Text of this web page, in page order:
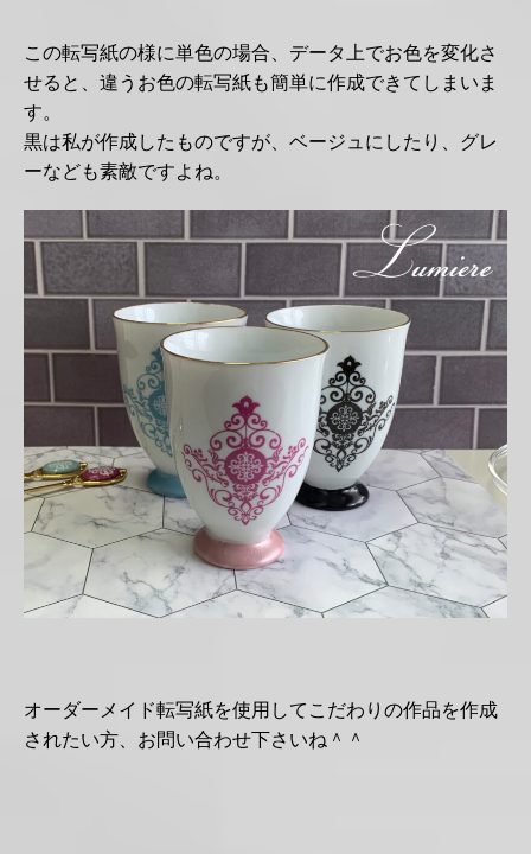
この転写紙の様に単色の場合、データ上でお色を変化さ
せると、違うお色の転写紙も簡単に作成できてしまいま
す。
黒は私が作成したものですが、ベージュにしたり、グレ
ーなども素敵ですよね。
オーダーメイド転写紙を使用してこだわりの作品を作成
されたい方、お問い合わせ下さいね＾＾